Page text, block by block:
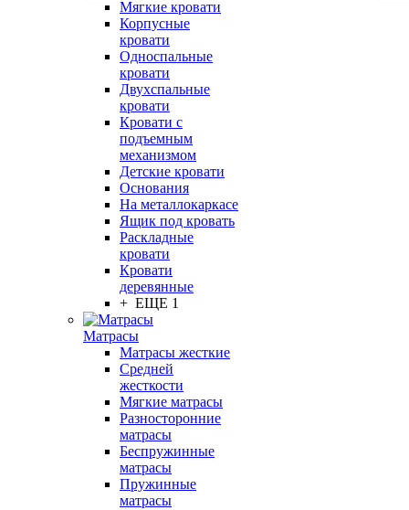
Мягкие кровати
Корпусные
кровати
Односпальные
кровати
Двухспальные
кровати
Кровати с
подъемным
механизмом
Детские кровати
Основания
На металлокаркасе
Ящик под кровать
Раскладные
кровати
Кровати
деревянные
+ ЕЩЕ 1
Матрасы
Матрасы жесткие
Средней
жесткости
Мягкие матрасы
Разносторонние
матрасы
Беспружинные
матрасы
Пружинные
матрасы